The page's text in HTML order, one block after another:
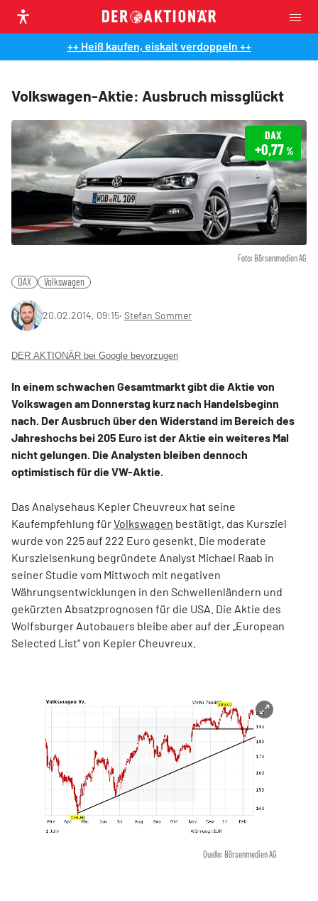
++ Heiß kaufen, eiskalt verdoppeln ++
Volkswagen-Aktie: Ausbruch missglückt
Foto: Börsenmedien AG
DAX
+0,77%
DAX Volkswagen
20.02.2014, 09:15‧ Stefan Sommer
DER AKTIONÄR bei Google bevorzugen
In einem schwachen Gesamtmarkt gibt die Aktie von
Volkswagen am Donnerstag kurz nach Handelsbeginn
nach. Der Ausbruch über den Widerstand im Bereich des
Jahreshochs bei 205 Euro ist der Aktie ein weiteres Mal
nicht gelungen. Die Analysten bleiben dennoch
optimistisch für die VW-Aktie.
Das Analysehaus Kepler Cheuvreux hat seine
Kaufempfehlung fürVolkswagen bestätigt, das Kursziel
wurde von 225 auf 222 Euro gesenkt. Die moderate
Kurszielsenkung begründete Analyst Michael Raab in
seiner Studie vom Mittwoch mit negativen
Währungsentwicklungen in den Schwellenländern und
gekürzten Absatzprognosen für die USA. Die Aktie des
Wolfsburger Autobauers bleibe aber auf der „European
Selected List“ von Kepler Cheuvreux.
Quelle: Börsenmedien AG